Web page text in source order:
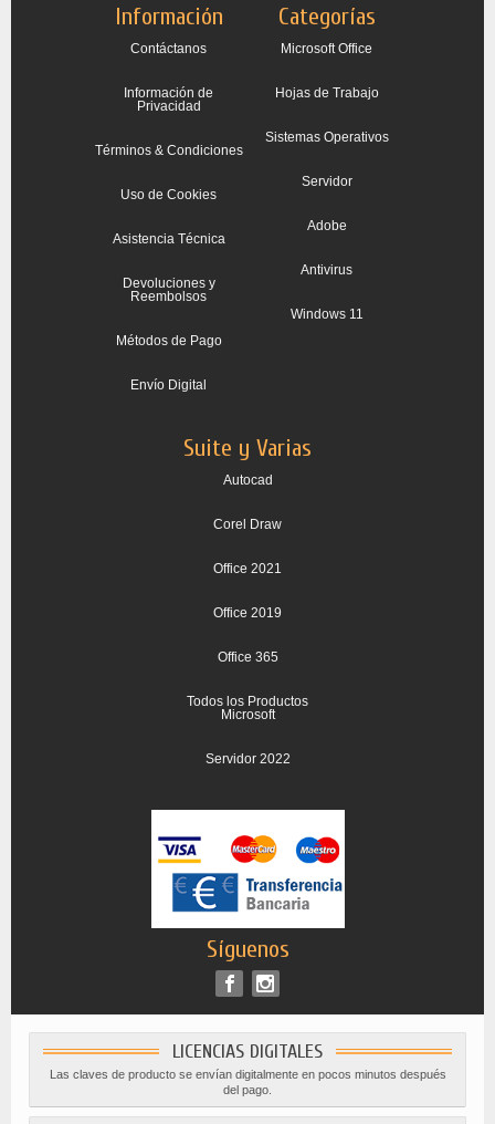
Información
Contáctanos
Información de
Privacidad
Términos & Condiciones
Uso de Cookies
Asistencia Técnica
Devoluciones y
Reembolsos
Métodos de Pago
Envío Digital
Categorías
Microsoft Office
Hojas de Trabajo
Sistemas Operativos
Servidor
Adobe
Antivirus
Windows 11
Suite y Varias
Autocad
Corel Draw
Office 2021
Office 2019
Office 365
Todos los Productos
Microsoft
Servidor 2022
Síguenos
LICENCIAS DIGITALES
Las claves de producto se envían digitalmente en pocos minutos después
del pago.